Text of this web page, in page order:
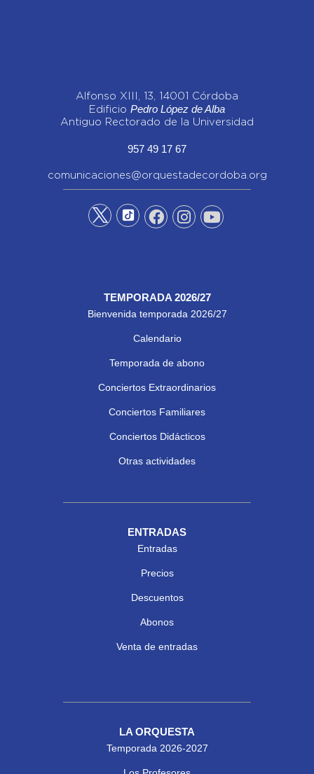
Alfonso XIII, 13, 14001 Córdoba
Edificio Pedro López de Alba
Antiguo Rectorado de la Universidad
957 49 17 67
comunicaciones@orquestadecordoba.org
TEMPORADA 2026/27
Bienvenida temporada 2026/27
Calendario
Temporada de abono
Conciertos Extraordinarios
Conciertos Familiares
Conciertos Didácticos
Otras actividades
ENTRADAS
Entradas
Precios
Descuentos
Abonos
Venta de entradas
LA ORQUESTA
Temporada 2026-2027